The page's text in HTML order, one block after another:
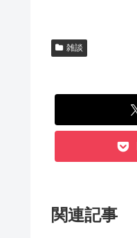
雑談
関連記事